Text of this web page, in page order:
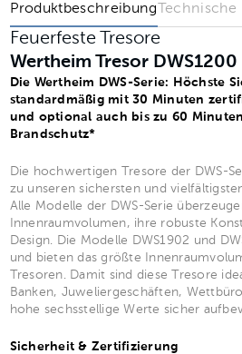
ProduktbeschreibungTechnische
Feuerfeste Tresore
Wertheim Tresor DWS1200
Die Wertheim DWS-Serie: Höchste
standardmäßig mit 30 Minuten
und optional auch bis zu 60
Brandschutz*
Die hochwertigen Tresore der DWS-
zu unseren sichersten und
Alle Modelle der DWS-Serie
Innenraumvolumen, ihre robuste
Design. Die Modelle DWS1902 und
und bieten das größte
Tresoren. Damit sind diese Tresore
Banken, Juweliergeschäften,
hohe sechsstellige Werte sicher
Sicherheit & Zertifizierung